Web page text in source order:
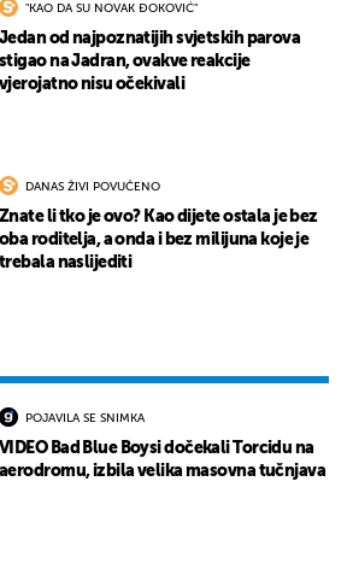
"KAO DA SU NOVAK ĐOKOVIĆ"
Jedan od najpoznatijih svjetskih parova
stigao na Jadran, ovakve reakcije
vjerojatno nisu očekivali
DANAS ŽIVI POVUČENO
Znate li tko je ovo? Kao dijete ostala je bez
oba roditelja, a onda i bez milijuna koje je
trebala naslijediti
POJAVILA SE SNIMKA
VIDEO Bad Blue Boysi dočekali Torcidu na
aerodromu, izbila velika masovna tučnjava